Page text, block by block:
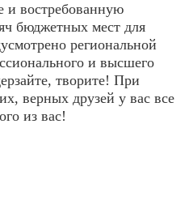
и востребованную
бюджетных мест для
региональной
и высшего
творите! При
верных друзей у вас все
из вас!